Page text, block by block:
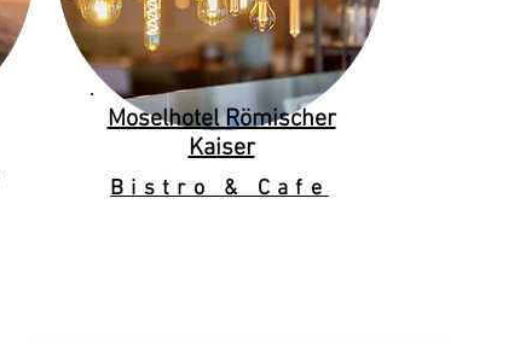
Moselhotel Römischer
Kaiser
Bistro & Cafe